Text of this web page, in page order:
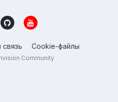
Cookie-файлы
Community